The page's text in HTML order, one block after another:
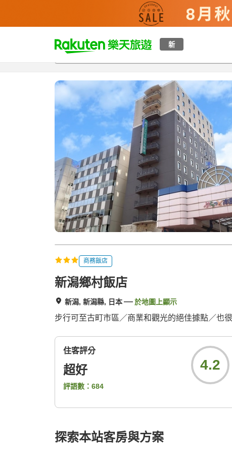
新
t
p
a
e
_
h
總覽客房與方案評語設施
商務飯店
新潟鄉村飯店
新潟, 新潟縣, 日本 於地圖上顯示
步行可至古町市區／商業和觀光的絕佳據點／也
住客評分
超好
評語數： 684
4.2
探索本站客房與方案